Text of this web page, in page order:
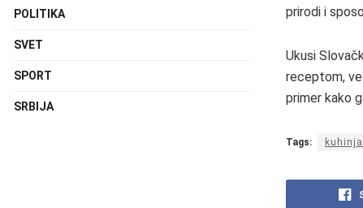
prirodi i
Ukusi
receptom,
primer kako
Tags: kuhinja
POLITIKA
SVET
SPORT
SRBIJA